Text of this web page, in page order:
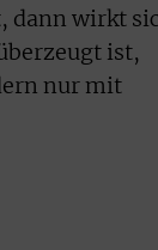
dann wirkt
ist,
nur mit